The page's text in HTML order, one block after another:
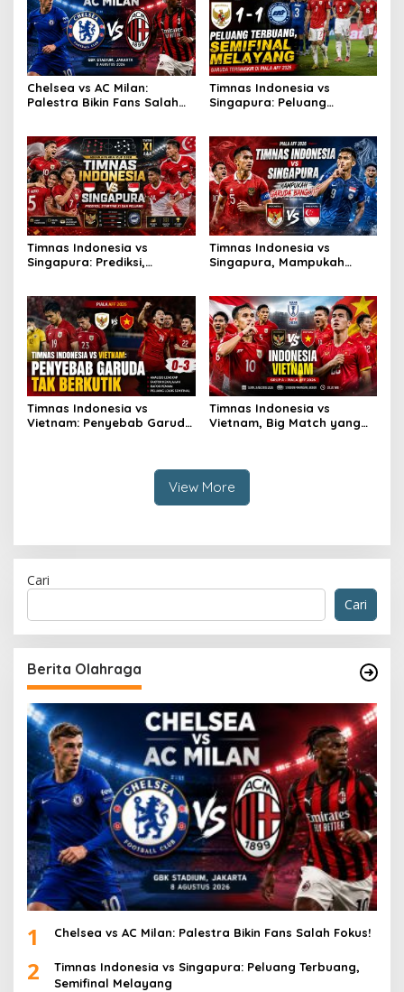
Chelsea vs AC Milan:
Palestra Bikin Fans Salah
Timnas Indonesia vs
Singapura: Peluang
Timnas Indonesia vs
Singapura: Prediksi,
Timnas Indonesia vs
Singapura, Mampukah
Timnas Indonesia vs
Vietnam: Penyebab Garuda
Timnas Indonesia vs
Vietnam, Big Match yang
View More
Cari
Cari
Berita Olahraga
1 Chelsea vs AC Milan: Palestra Bikin Fans Salah Fokus!
2
Timnas Indonesia vs Singapura: Peluang Terbuang,
Semifinal Melayang